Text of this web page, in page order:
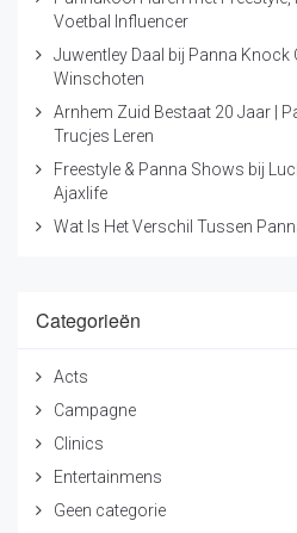
Voetbal Influencer
Juwentley Daal bij Panna Knock
Winschoten
Arnhem Zuid Bestaat 20 Jaar |
Trucjes Leren
Freestyle & Panna Shows bij
Ajaxlife
Wat Is Het Verschil Tussen
Categorieën
Acts
Campagne
Clinics
Entertainmens
Geen categorie